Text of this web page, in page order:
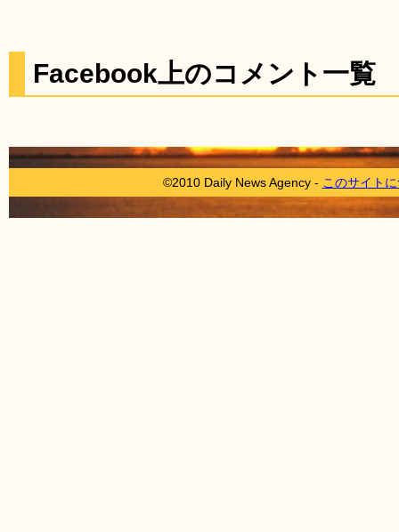
Facebook上のコメント一覧
©2010 Daily News Agency - このサイト